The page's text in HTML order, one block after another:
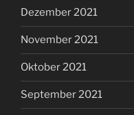
Dezember 2021
November 2021
Oktober 2021
September 2021